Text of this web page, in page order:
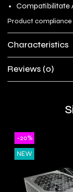
Compatibilitate
Product
Characteristics
Reviews (0)
-20%
NEW